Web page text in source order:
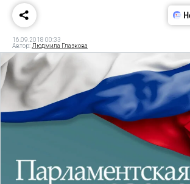
16.09.2018 00:33
Автор: Людмила Глазкова